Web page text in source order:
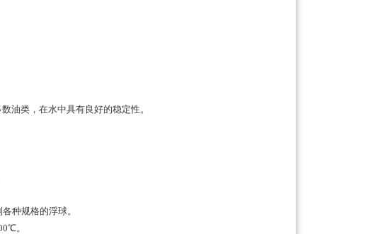
油类，在水中具有良好的稳定性。
种规格的浮球。
。